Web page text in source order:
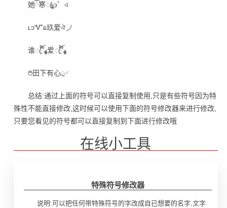
她ོ寒ꦿ℘゜এ
ʟɔᏉɕ玖爱ঐ᜴
谁ꦿ໊ོﻬ爱ꦿ໊ོﻬ
࿉田下有心ྲ࿚
总结:通过上面的符号可以直接复制使用,只是有些符号因为特
殊性不能直接修改,这时候可以使用下面的符号修改器来进行修改,
只要您看见的符号都可以直接复制到下面进行修改哦
在线小工具
特殊符号修改器
说明:可以把任何带特殊符号的字改成自已想要的名字,文字